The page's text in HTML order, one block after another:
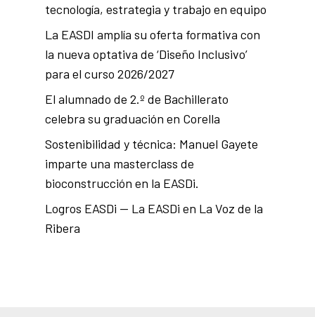
tecnología, estrategia y trabajo en equipo
La EASDI amplía su oferta formativa con
la nueva optativa de ‘Diseño Inclusivo’
para el curso 2026/2027
El alumnado de 2.º de Bachillerato
celebra su graduación en Corella
Sostenibilidad y técnica: Manuel Gayete
imparte una masterclass de
bioconstrucción en la EASDi.
Logros EASDi — La EASDi en La Voz de la
Ribera